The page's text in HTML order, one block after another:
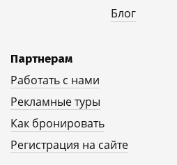
Блог
Партнерам
Работать с нами
Рекламные туры
Как бронировать
Регистрация на сайте